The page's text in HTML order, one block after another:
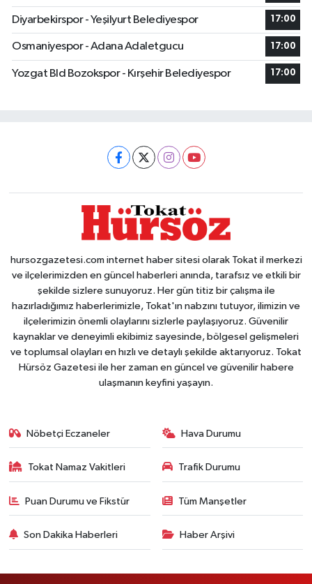
Diyarbekirspor - Yeşilyurt Belediyespor 17:00
Osmaniyespor - Adana Adaletgucu 17:00
Yozgat Bld Bozokspor - Kırşehir Belediyespor 17:00
hursozgazetesi.com internet haber sitesi olarak Tokat il merkezi
ve ilçelerimizden en güncel haberleri anında, tarafsız ve etkili bir
şekilde sizlere sunuyoruz. Her gün titiz bir çalışma ile
hazırladığımız haberlerimizle, Tokat'ın nabzını tutuyor, ilimizin ve
ilçelerimizin önemli olaylarını sizlerle paylaşıyoruz. Güvenilir
kaynaklar ve deneyimli ekibimiz sayesinde, bölgesel gelişmeleri
ve toplumsal olayları en hızlı ve detaylı şekilde aktarıyoruz. Tokat
Hürsöz Gazetesi ile her zaman en güncel ve güvenilir habere
ulaşmanın keyfini yaşayın.
Nöbetçi Eczaneler Hava Durumu
Tokat Namaz Vakitleri Trafik Durumu
Puan Durumu ve Fikstür Tüm Manşetler
Son Dakika Haberleri Haber Arşivi